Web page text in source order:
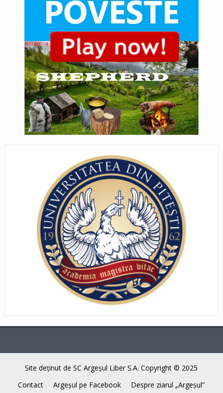
Site deţinut de SC Argeşul Liber S.A. Copyright © 2025
Contact
Argeşul pe Facebook Despre ziarul „Argeşul”